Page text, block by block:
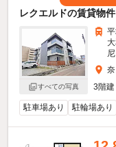
レクエルドの賃貸物件
すべての写真
3階
駐車場あり 駐輪場あり